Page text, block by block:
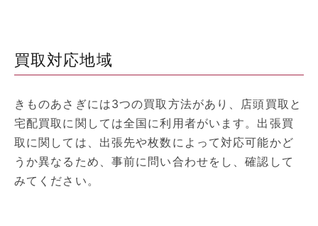
買取対応地域
きものあさぎには3つの買取方法があり、店頭買取と
宅配買取に関しては全国に利用者がいます。出張買
取に関しては、出張先や枚数によって対応可能かど
うか異なるため、事前に問い合わせをし、確認して
みてください。